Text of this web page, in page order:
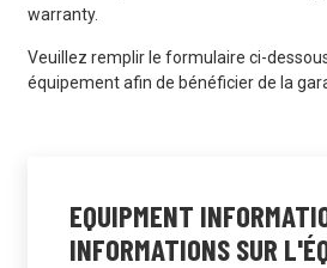
warranty.
Veuillez remplir le formulaire ci-
équipement afin de bénéficier de la
EQUIPMENT
INFORMATIONS SUR